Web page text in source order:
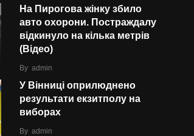
На Пирогова жінку збило
авто охорони. Постраждалу
відкинуло на кілька метрів
(Відео)
By admin
У Вінниці оприлюднено
результати екзитполу на
виборах
By admin